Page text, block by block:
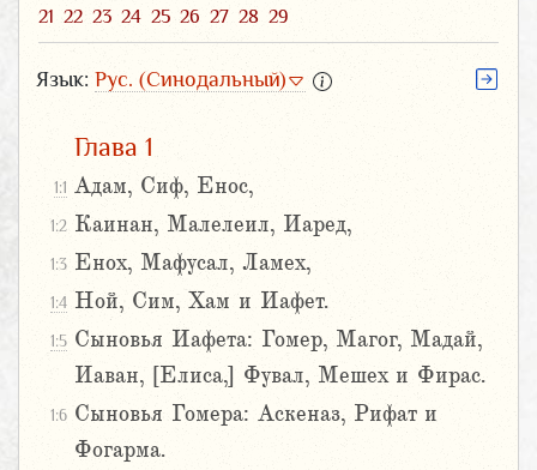
21 22 23 24 25 26 27 28 29
Язык: Рус. (Синодальный)
Глава 1
1:1 Адам, Сиф, Енос,
1:2 Каинан, Малелеил, Иаред,
1:3 Енох, Мафусал, Ламех,
1:4 Ной, Сим, Хам и Иафет.
1:5 Сыновья Иафета: Гомер, Магог, Мадай,
Иаван, [Елиса,] Фувал, Мешех и Фирас.
1:6 Сыновья Гомера: Аскеназ, Рифат и
Фогарма.